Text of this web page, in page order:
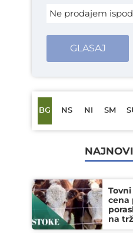
Ne prodajem
GLASAJ
BG NS NI SM
cena
na